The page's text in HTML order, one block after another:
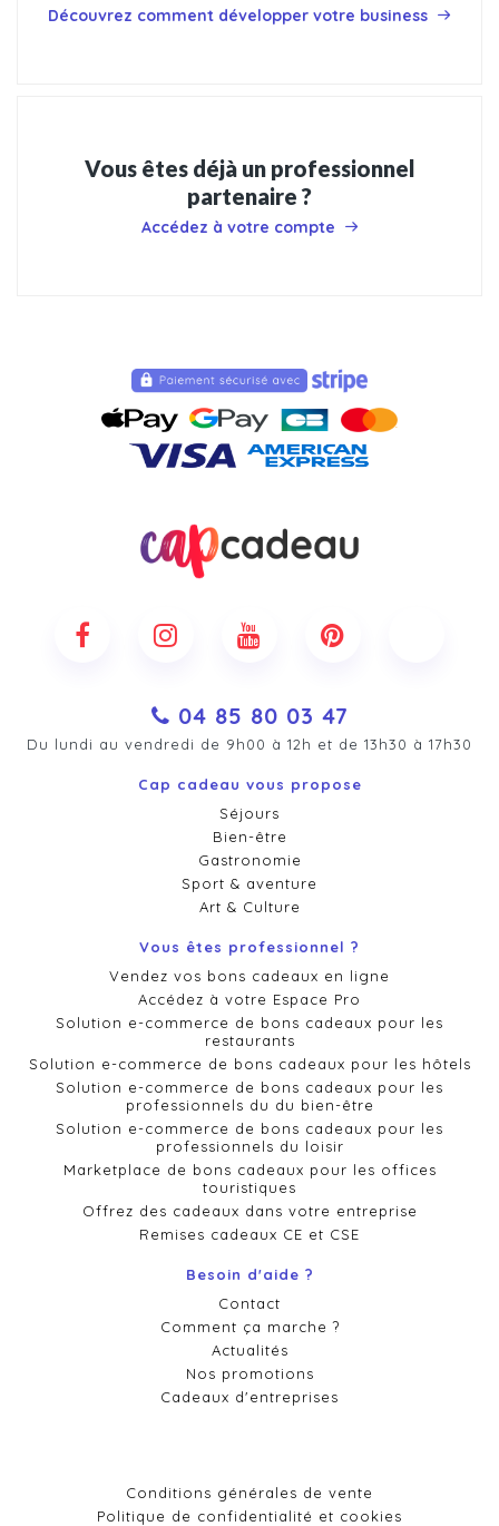
Découvrez comment développer votre business
Vous êtes déjà un professionnel
partenaire ?
Accédez à votre compte
04 85 80 03 47
Du lundi au vendredi de 9h00 à 12h et de 13h30 à 17h30
Cap cadeau vous propose
Séjours
Bien-être
Gastronomie
Sport & aventure
Art & Culture
Vous êtes professionnel ?
Vendez vos bons cadeaux en ligne
Accédez à votre Espace Pro
Solution e-commerce de bons cadeaux pour les
restaurants
Solution e-commerce de bons cadeaux pour les hôtels
Solution e-commerce de bons cadeaux pour les
professionnels du du bien-être
Solution e-commerce de bons cadeaux pour les
professionnels du loisir
Marketplace de bons cadeaux pour les offices
touristiques
Offrez des cadeaux dans votre entreprise
Remises cadeaux CE et CSE
Besoin d'aide ?
Contact
Comment ça marche ?
Actualités
Nos promotions
Cadeaux d'entreprises
Conditions générales de vente
Politique de confidentialité et cookies